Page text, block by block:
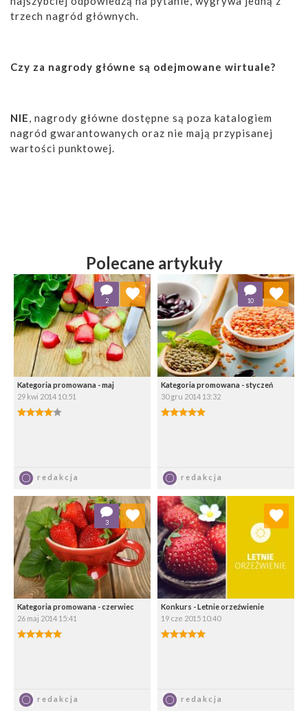
trzech nagród głównych.
Czy za nagrody główne są odejmowane wirtuale?
NIE, nagrody główne dostępne są poza katalogiem
nagród gwarantowanych oraz nie mają przypisanej
wartości punktowej.
Polecane artykuły
Kategoria promowana - maj
29 kwi 2014 10:51
4.00/5
redakcja
2
Dodaj do ulubionych
Wybierz listę:
Kategoria promowana - styczeń
30 gru 2014 13:32
5.00/5
redakcja
10
Dodaj do ulubionych
Wybierz listę:
Kategoria promowana - czerwiec
26 maj 2014 15:41
5.00/5
redakcja
3
Dodaj do ulubionych
Wybierz listę:
Konkurs - Letnie orzeźwienie
19 cze 2015 10:40
5.00/5
redakcja
Dodaj do ulubionych
Wybierz listę: